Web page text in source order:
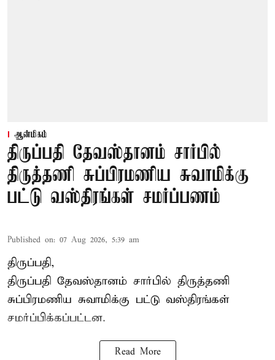
ஆன்மிகம்
திருப்பதி தேவஸ்தானம் சார்பில்
திருத்தணி சுப்பிரமணிய சுவாமிக்கு
பட்டு வஸ்திரங்கள் சமர்ப்பணம்
Published on: 07 Aug 2026, 5:39 am
திருப்பதி,
திருப்பதி தேவஸ்தானம் சார்பில் திருத்தணி
சுப்பிரமணிய சுவாமிக்கு பட்டு வஸ்திரங்கள்
சமர்ப்பிக்கப்பட்டன.
Read More